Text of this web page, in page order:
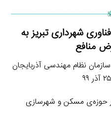
شهرداری تبریز به
منافع
نظام مهندسی آذربایجان
حوزه‌ی مسکن و شهرسازی